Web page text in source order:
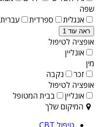
שפה
אנגלית
ספרדית עברית
ראה עוד 1
אופציה לטיפול
אונליין
מין
זכר
נקבה
אופציה לטיפול
אונליין
בבית המטופל
המיקום שלך